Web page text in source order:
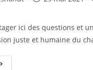
ici des questions et
juste et humaine du